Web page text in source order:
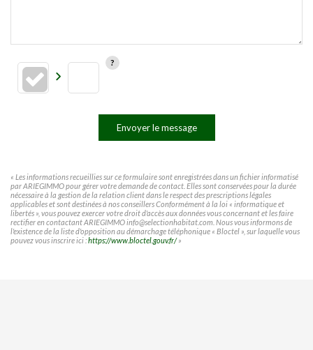
Envoyer le message
« Les informations recueillies sur ce formulaire sont enregistrées dans un fichier informatisé
par ARIEGIMMO pour gérer votre demande de contact. Elles sont conservées pour la durée
nécessaire à la gestion de la relation client dans le respect des prescriptions légales
applicables et sont destinées à nos conseillers Conformément à la loi « informatique et
libertés », vous pouvez exercer votre droit d'accès aux données vous concernant et les faire
rectifier en contactant ARIEGIMMO info@selectionhabitat.com. Nous vous informons de
l'existence de la liste d'opposition au démarchage téléphonique « Bloctel », sur laquelle vous
pouvez vous inscrire ici :https://www.bloctel.gouv.fr/»